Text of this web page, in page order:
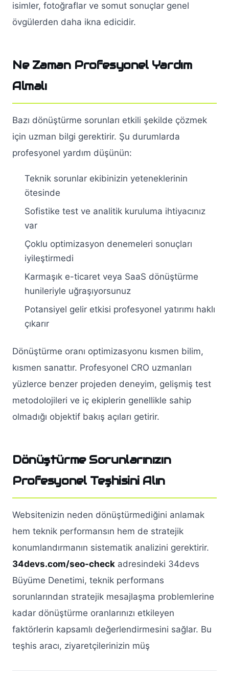
isimler, fotoğraflar ve somut sonuçlar genel
övgülerden daha ikna edicidir.
Ne Zaman Profesyonel Yardım
Almalı
Bazı dönüştürme sorunları etkili şekilde çözmek
için uzman bilgi gerektirir. Şu durumlarda
profesyonel yardım düşünün:
Teknik sorunlar ekibinizin yeteneklerinin
ötesinde
Sofistike test ve analitik kuruluma ihtiyacınız
var
Çoklu optimizasyon denemeleri sonuçları
iyileştirmedi
Karmaşık e-ticaret veya SaaS dönüştürme
hunileriyle uğraşıyorsunuz
Potansiyel gelir etkisi profesyonel yatırımı haklı
çıkarır
Dönüştürme oranı optimizasyonu kısmen bilim,
kısmen sanattır. Profesyonel CRO uzmanları
yüzlerce benzer projeden deneyim, gelişmiş test
metodolojileri ve iç ekiplerin genellikle sahip
olmadığı objektif bakış açıları getirir.
Dönüştürme Sorunlarınızın
Profesyonel Teşhisini Alın
Websitenizin neden dönüştürmediğini anlamak
hem teknik performansın hem de stratejik
konumlandırmanın sistematik analizini gerektirir.
34devs.com/seo-check adresindeki 34devs
Büyüme Denetimi, teknik performans
sorunlarından stratejik mesajlaşma problemlerine
kadar dönüştürme oranlarınızı etkileyen
faktörlerin kapsamlı değerlendirmesini sağlar. Bu
teşhis aracı, ziyaretçilerinizin müş